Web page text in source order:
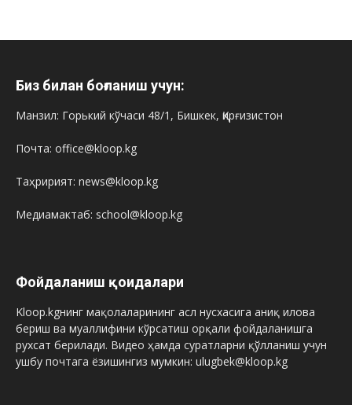
Биз билан боғланиш учун:
Манзил: Горький кўчаси 48/1, Бишкек, Қирғизистон
Почта: office@kloop.kg
Таҳририят: news@kloop.kg
Медиамактаб: school@kloop.kg
Фойдаланиш қоидалари
Kloop.kgнинг мақолаларининг асл нусхасига аниқ илова
бериш ва муаллифини кўрсатиш орқали фойдаланишга
рухсат берилади. Видео ҳамда суратларни қўлланиш учун
ушбу почтага ёзишингиз мумкин: ulugbek@kloop.kg